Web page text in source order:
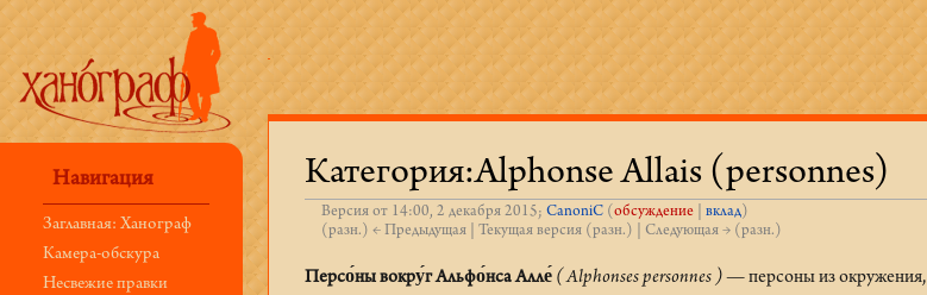
Категория:Alphonse Allais (personnes)
Версия от 14:00, 2 декабря 2015;CanoniC (обсуждение |вклад)
(разн.) ← Предыдущая | Текущая версия (разн.) | Следующая → (разн.)
Персо́ны вокру́г Альфо́нса Алле́ ( Alphonses personnes )— персоны из окружения,
Навигация
Заглавная: Ханограф
Камера-обскура
Несвежие правки